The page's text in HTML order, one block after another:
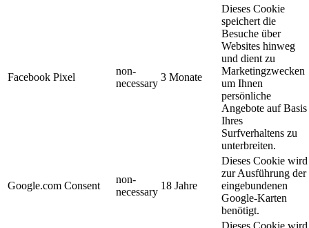
Facebook Pixel
non-
necessary
3 Monate
Dieses Cookie
speichert die
Besuche über
Websites hinweg
und dient zu
Marketingzwecken
um Ihnen
persönliche
Angebote auf Basis
Ihres
Surfverhaltens zu
unterbreiten.
Google.com Consent
non-
necessary
18 Jahre
Dieses Cookie wird
zur Ausführung der
eingebundenen
Google-Karten
benötigt.
Dieses Cookie wird